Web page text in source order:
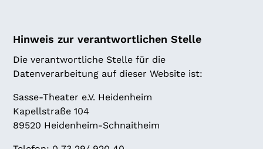
Hinweis zur verantwortlichen Stelle
Die verantwortliche Stelle für die
Datenverarbeitung auf dieser Website ist:
Sasse-Theater e.V. Heidenheim
Kapellstraße 104
89520 Heidenheim-Schnaitheim